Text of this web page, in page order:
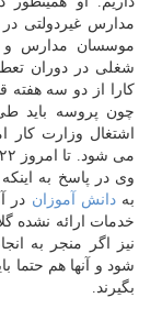
مدارس غیردولتی
موسسان مدارس و
شغلی در دوران
کارا از دو سه هفته
چون پروسه باید
اشتغال وزارت
وی در پاسخ به
بهدانش آموزان در
خدمات ارائه نشده
نیز اگر منجر به
شود و آنها هم حتما
بگیرند.